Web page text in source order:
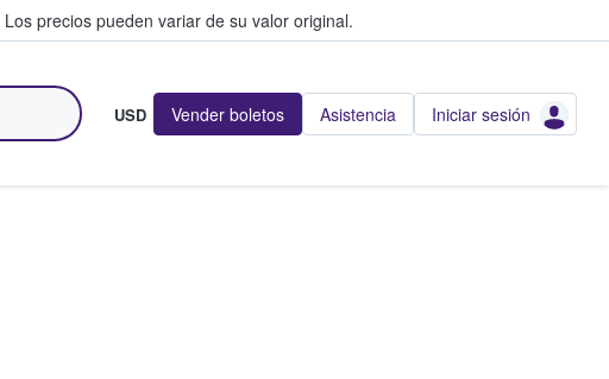
Los precios pueden variar de su valor original.
USD Vender boletos Asistencia Iniciar sesión